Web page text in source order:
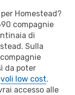
Homestead?
compagnie
di
Sulla
da poter
voli low cost.
accesso alle